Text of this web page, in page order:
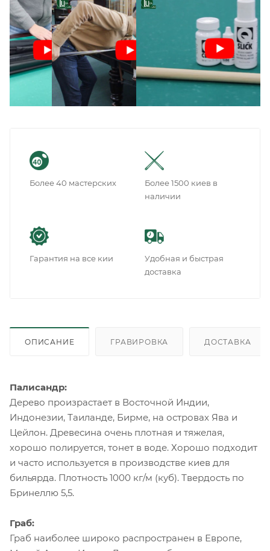
Более 40 мастерских
Более 1500 киев в
наличии
Гарантия на все кии
Удобная и быстрая
доставка
ОПИСАНИЕ ГРАВИРОВКА ДОСТАВКА
Палисандр:
Дерево произрастает в Восточной Индии,
Индонезии, Таиланде, Бирме, на островах Ява и
Цейлон. Древесина очень плотная и тяжелая,
хорошо полируется, тонет в воде. Хорошо подходит
и часто используется в производстве киев для
бильярда. Плотность 1000 кг/м (куб). Твердость по
Бринеллю 5,5.
Граб:
Граб наиболее широко распространен в Европе,